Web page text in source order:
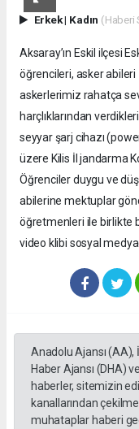
Erkek| Kadın (Haberi
Aksaray’ın Eskil ilçesi
öğrencileri, asker abileri
askerlerimiz rahatça
harçlıklarından
seyyar şarj cihazı
üzere Kilis İl jandarma
Öğrenciler duygu ve
abilerine mektuplar
öğretmenleri ile birlikte
video klibi sosyal
Anadolu Ajansı (AA),
Haber Ajansı (DHA)
haberler, sitemizin
kanallarından
muhataplar haberi